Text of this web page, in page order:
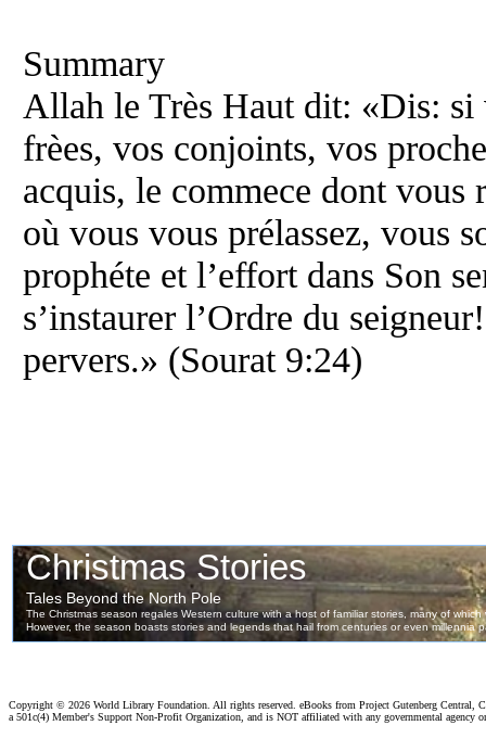
Summary
Allah le Très Haut dit: «Dis: si
frèes, vos conjoints, vos
acquis, le commece dont vous
où vous vous prélassez, vous
prophéte et l’effort dans Son
s’instaurer l’Ordre du
pervers.» (Sourat 9:24)
Copyright © 2026 World Library Foundation. All rights reserved. eBooks from Project Gutenberg Central,
a 501c(4) Member's Support Non-Profit Organization, and is NOT affiliated with any governmental agency